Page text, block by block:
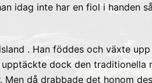
idag inte har en fiol i handen
. Han föddes och växte
dock den traditionella
då drabbade det honom